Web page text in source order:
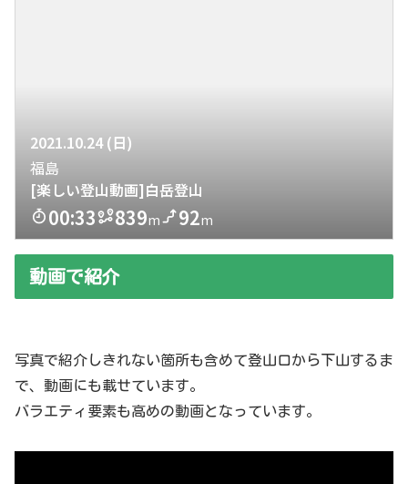
動画で紹介
写真で紹介しきれない箇所も含めて登山口から下山するま
で、動画にも載せています。
バラエティ要素も高めの動画となっています。